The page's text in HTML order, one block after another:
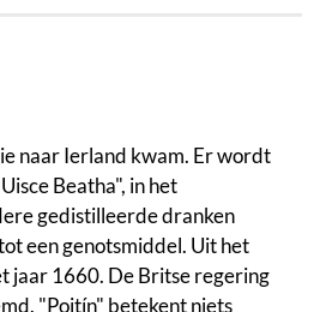
naar Ierland kwam. Er wordt
Beatha", in het
gedistilleerde dranken
een genotsmiddel. Uit het
jaar 1660. De Britse regering
"Poitín" betekent niets